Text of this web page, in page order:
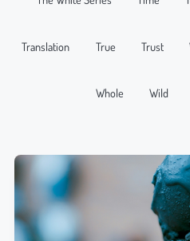
Translation True Trust
Whole Wild